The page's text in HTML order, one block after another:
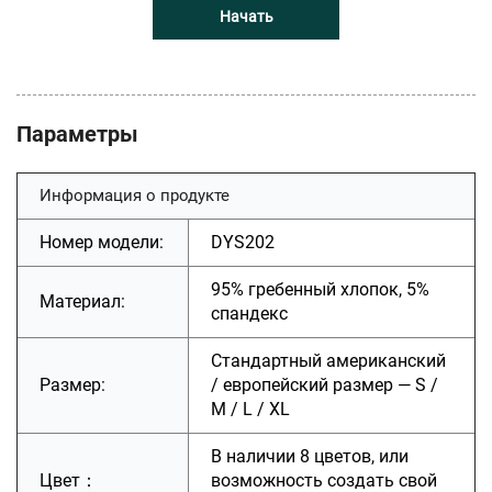
Начать
Параметры
Информация о продукте
Номер модели: DYS202
Материал:
95% гребенный хлопок, 5%
спандекс
Размер:
Стандартный американский
/ европейский размер — S /
M / L / XL
Цвет：
В наличии 8 цветов, или
возможность создать свой